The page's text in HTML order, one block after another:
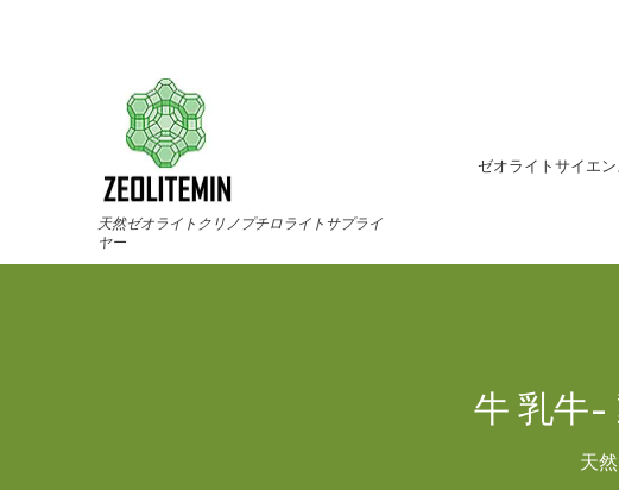
天然ゼオライトクリノプチロライトサプライ
ヤー
ゼオライトサイエン
牛 乳牛-
天